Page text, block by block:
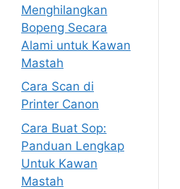
Menghilangkan
Bopeng Secara
Alami untuk Kawan
Mastah
Cara Scan di
Printer Canon
Cara Buat Sop:
Panduan Lengkap
Untuk Kawan
Mastah